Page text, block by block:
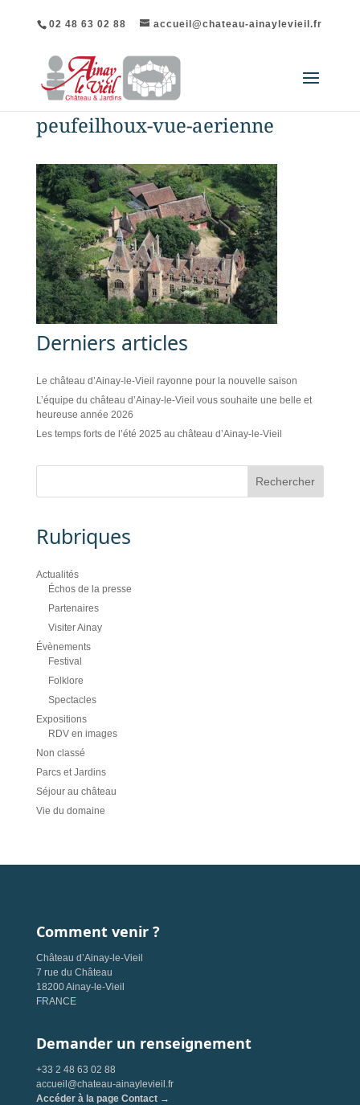
02 48 63 02 88 accueil@chateau-ainaylevieil.fr
peufeilhoux-vue-aerienne
Derniers articles
Le château d’Ainay-le-Vieil rayonne pour la nouvelle saison
L’équipe du château d’Ainay-le-Vieil vous souhaite une belle et
heureuse année 2026
Les temps forts de l’été 2025 au château d’Ainay-le-Vieil
Rubriques
Actualités
Échos de la presse
Partenaires
Visiter Ainay
Évènements
Festival
Folklore
Spectacles
Expositions
RDV en images
Non classé
Parcs et Jardins
Séjour au château
Vie du domaine
Comment venir ?
Château d’Ainay-le-Vieil
7 rue du Château
18200 Ainay-le-Vieil
FRANCE
Demander un renseignement
+33 2 48 63 02 88
accueil@chateau-ainaylevieil.fr
Accéder à la page Contact →